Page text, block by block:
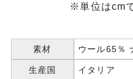
※単位はcm
素材 ウール65％
生産国 イタリア